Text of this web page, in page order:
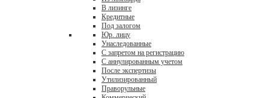
В лизинге
Кредитные
Под залогом
Юр. лицу
Унаследованные
С запретом на регистрацию
С аннулированным учетом
После экспертизы
Утилизированный
Праворульные